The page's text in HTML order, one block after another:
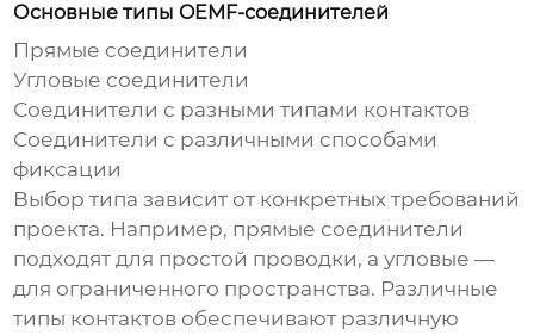
Основные типы OEMF-соединителей
Прямые соединители
Угловые соединители
Соединители с разными типами контактов
Соединители с различными способами
фиксации
Выбор типа зависит от конкретных требований
проекта. Например, прямые соединители
подходят для простой проводки, а угловые —
для ограниченного пространства. Различные
типы контактов обеспечивают различную